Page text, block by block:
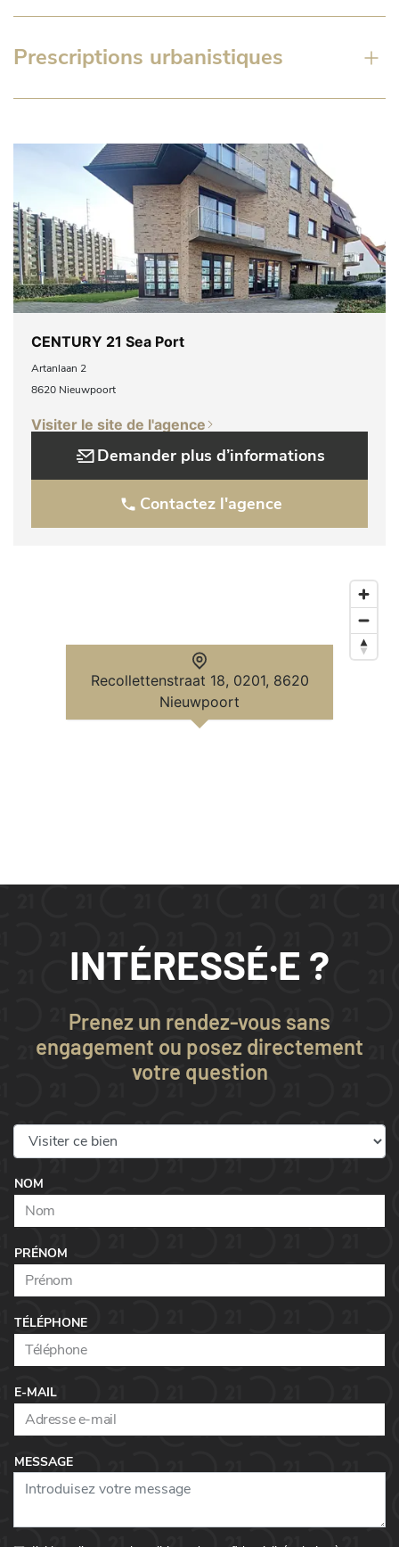
Prescriptions urbanistiques
CENTURY 21 Sea Port
Artanlaan 2
8620 Nieuwpoort
Visiter le site de l'agence
Demander plus d’informations
Contactez l'agence
Recollettenstraat 18, 0201, 8620
Nieuwpoort
INTÉRESSÉ·E ?
Prenez un rendez-vous sans
engagement ou posez directement
votre question
NOM
PRÉNOM
TÉLÉPHONE
E-MAIL
MESSAGE